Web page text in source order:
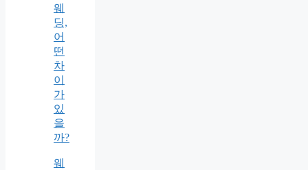
웨
딩,
어
떤
차
이
가
있
을
까?
웨